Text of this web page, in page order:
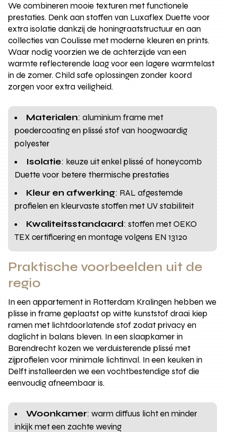
We combineren mooie texturen met functionele
prestaties. Denk aan stoffen van Luxaflex Duette voor
extra isolatie dankzij de honingraatstructuur en aan
collecties van Coulisse met moderne kleuren en prints.
Waar nodig voorzien we de achterzijde van een
warmte reflecterende laag voor een lagere warmtelast
in de zomer. Child safe oplossingen zonder koord
zorgen voor extra veiligheid.
Materialen: aluminium frame met
poedercoating en plissé stof van hoogwaardig
polyester
Isolatie: keuze uit enkel plissé of honeycomb
Duette voor betere thermische prestaties
Kleur en afwerking: RAL afgestemde
profielen en kleurvaste stoffen met UV stabiliteit
Kwaliteitsstandaard: stoffen met OEKO
TEX certificering en montage volgens EN 13120
Praktische voorbeelden uit de
regio
In een appartement in Rotterdam Kralingen hebben we
plisse in frame geplaatst op witte kunststof draai kiep
ramen met lichtdoorlatende stof zodat privacy en
daglicht in balans bleven. In een slaapkamer in
Barendrecht kozen we verduisterende plissé met
zijprofielen voor minimale lichtinval. In een keuken in
Delft installeerden we een vochtbestendige stof die
eenvoudig afneembaar is.
Woonkamer: warm diffuus licht en minder
inkijk met een zachte weving